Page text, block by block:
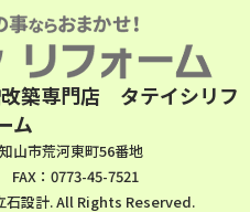
ご相談ください／ リフォーム専
門店【タテイシリフォーム】で
は、 北近畿を中心に対応してお
ります。 福知山市 / 綾部市 / 与
謝野町 /丹波市 / リフォームを
ご検討中の方は、 是非とも一度
ご来場・ご相談ください！！
できるだけお早めのご相談をお
すすめいたします。 ■ 来客前
のこのタイミングがチャンス！
12月はトイレのご相談が非常に
多くなる時期です。 におい・黒
ずみに悩んでいる方は、来客の
前に一度点検しておくと安心で
す。 トイレリフォームのご相
は、 北近畿を中心に対応してお
ります。 福知山市 / 綾部市 / 与
謝野町 /丹波市 / リフォームを
ご検討中の方は、 是非とも一度
ご来場・ご相談ください！！
築専門店 タテイシリフ
ム
山市荒河東町56番地
：0773-45-7521
設計. All Rights Reserved.